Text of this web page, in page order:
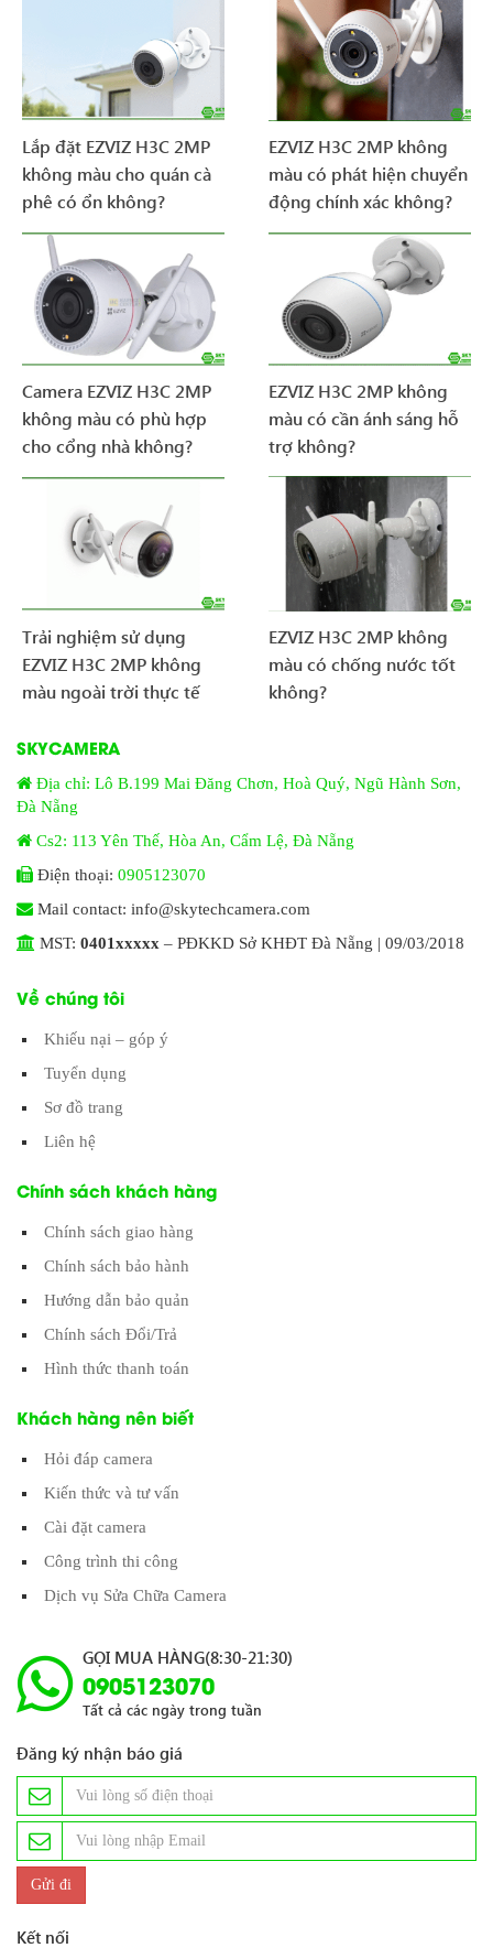
Lắp đặt EZVIZ H3C 2MP
không màu cho quán cà
phê có ổn không?
EZVIZ H3C 2MP không
màu có phát hiện chuyển
động chính xác không?
Camera EZVIZ H3C 2MP
không màu có phù hợp
cho cổng nhà không?
EZVIZ H3C 2MP không
màu có cần ánh sáng hỗ
trợ không?
Trải nghiệm sử dụng
EZVIZ H3C 2MP không
màu ngoài trời thực tế
EZVIZ H3C 2MP không
màu có chống nước tốt
không?
SKYCAMERA
Địa chỉ: Lô B.199 Mai Đăng Chơn, Hoà Quý, Ngũ Hành Sơn,
Đà Nẵng
Cs2: 113 Yên Thế, Hòa An, Cẩm Lệ, Đà Nẵng
Điện thoại: 0905123070
Mail contact: info@skytechcamera.com
MST: 0401xxxxx – PĐKKD Sở KHĐT Đà Nẵng | 09/03/2018
Về chúng tôi
Khiếu nại – góp ý
Tuyển dụng
Sơ đồ trang
Liên hệ
Chính sách khách hàng
Chính sách giao hàng
Chính sách bảo hành
Hướng dẫn bảo quản
Chính sách Đổi/Trả
Hình thức thanh toán
Khách hàng nên biết
Hỏi đáp camera
Kiến thức và tư vấn
Cài đặt camera
Công trình thi công
Dịch vụ Sửa Chữa Camera
GỌI MUA HÀNG(8:30-21:30)
0905123070
Tất cả các ngày trong tuần
Đăng ký nhận báo giá
Kết nối